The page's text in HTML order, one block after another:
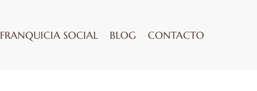
FRANQUICIA SOCIAL BLOG CONTACTO